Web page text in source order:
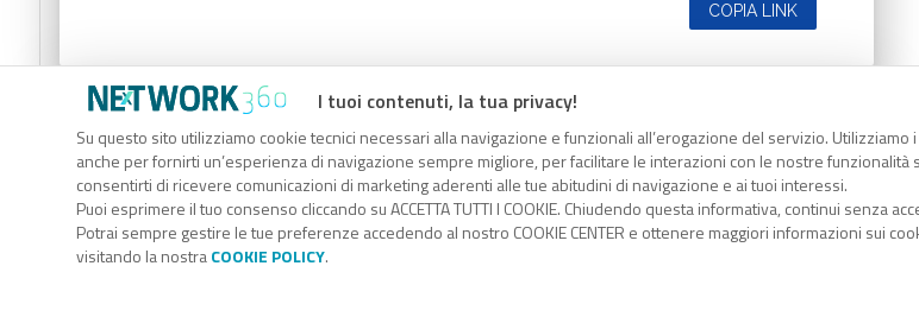
I tuoi contenuti, la tua privacy!
Su questo sito utilizziamo cookie tecnici necessari alla navigazione e funzionali all’erogazione del servizio. Utilizziamo
anche per fornirti un’esperienza di navigazione sempre migliore, per facilitare le interazioni con le nostre funzionalità
consentirti di ricevere comunicazioni di marketing aderenti alle tue abitudini di navigazione e ai tuoi interessi.
Puoi esprimere il tuo consenso cliccando su ACCETTA TUTTI I COOKIE. Chiudendo questa informativa, continui senza
Potrai sempre gestire le tue preferenze accedendo al nostro COOKIE CENTER e ottenere maggiori informazioni sui
visitando la nostraCOOKIE POLICY.
COPIA LINK
Codice Rss
Clicca sul pulsante per copiare il link RSS negli appunti.
RSS link